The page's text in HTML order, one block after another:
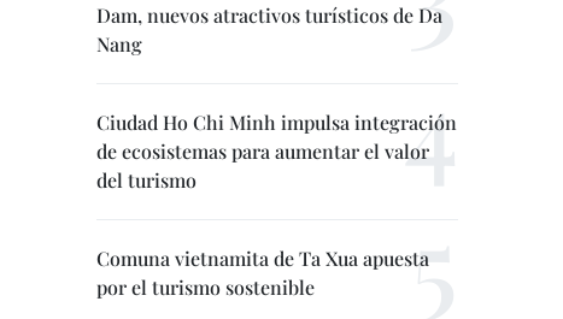
Dam, nuevos atractivos turísticos de Da
Nang
Ciudad Ho Chi Minh impulsa integración
de ecosistemas para aumentar el valor
del turismo
Comuna vietnamita de Ta Xua apuesta
por el turismo sostenible